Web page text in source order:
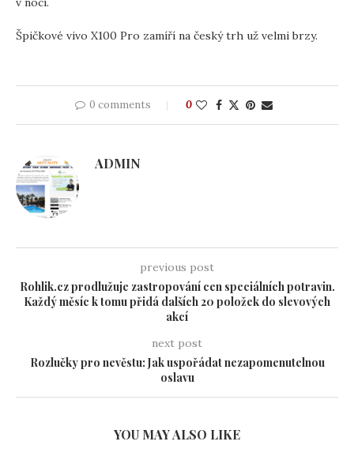
Špičkové vivo X100 Pro zamíří na český trh už velmi brzy.
0 comments 0
ADMIN
previous post
Rohlik.cz prodlužuje zastropování cen speciálních potravin.
Každý měsíc k tomu přidá dalších 20 položek do slevových
akcí
next post
Rozlučky pro nevěstu: Jak uspořádat nezapomenutelnou
oslavu
YOU MAY ALSO LIKE